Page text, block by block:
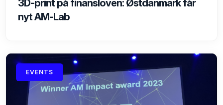
3D-print på finansloven: Østdanmark får
nyt AM-Lab
EVENTS